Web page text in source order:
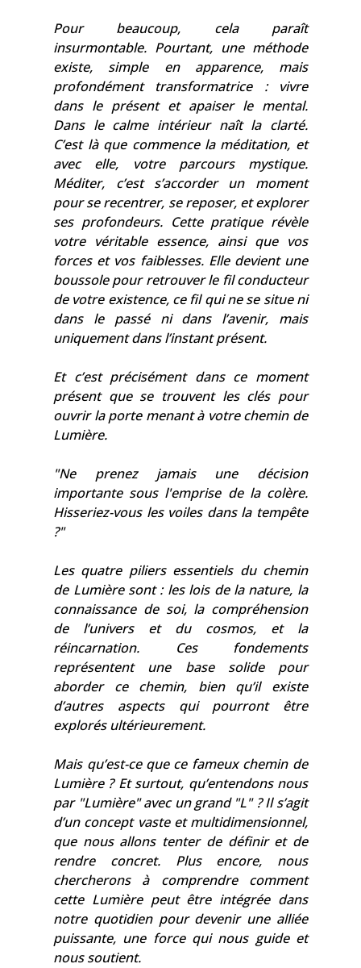
Pour beaucoup, cela paraît
insurmontable. Pourtant, une méthode
existe, simple en apparence, mais
profondément transformatrice : vivre
dans le présent et apaiser le mental.
Dans le calme intérieur naît la clarté.
C’est là que commence la méditation, et
avec elle, votre parcours mystique.
Méditer, c’est s’accorder un moment
pour se recentrer, se reposer, et explorer
ses profondeurs. Cette pratique révèle
votre véritable essence, ainsi que vos
forces et vos faiblesses. Elle devient une
boussole pour retrouver le fil conducteur
de votre existence, ce fil qui ne se situe ni
dans le passé ni dans l’avenir, mais
uniquement dans l’instant présent.
Et c’est précisément dans ce moment
présent que se trouvent les clés pour
ouvrir la porte menant à votre chemin de
Lumière.
"Ne prenez jamais une décision
importante sous l'emprise de la colère.
Hisseriez-vous les voiles dans la tempête
?"
Les quatre piliers essentiels du chemin
de Lumière sont : les lois de la nature, la
connaissance de soi, la compréhension
de l’univers et du cosmos, et la
réincarnation. Ces fondements
représentent une base solide pour
aborder ce chemin, bien qu’il existe
d’autres aspects qui pourront être
explorés ultérieurement.
Mais qu’est-ce que ce fameux chemin de
Lumière ? Et surtout, qu’entendons nous
par "Lumière" avec un grand "L" ? Il s’agit
d’un concept vaste et multidimensionnel,
que nous allons tenter de définir et de
rendre concret. Plus encore, nous
chercherons à comprendre comment
cette Lumière peut être intégrée dans
notre quotidien pour devenir une alliée
puissante, une force qui nous guide et
nous soutient.